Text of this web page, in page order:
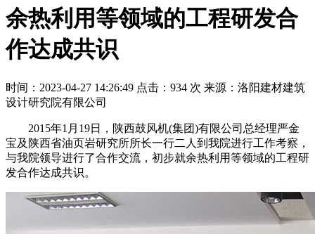
余热利用等领域的工程研发合
作达成共识
时间：2023-04-27 14:26:49 点击：934 次 来源：洛阳建材建筑
设计研究院有限公司
2015年1月19日，陕西鼓风机(集团)有限公司总经理严金
宝及陕西省油页岩研究所所长一行二人到我院进行工作考察，
与我院领导进行了合作交流，初步就余热利用等领域的工程研
发合作达成共识。